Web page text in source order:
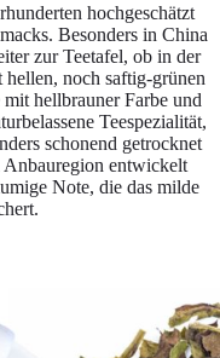
hochgeschätzt
Besonders in China
zur Teetafel, ob in der
noch saftig-grünen
hellbrauner Farbe und
Teespezialität,
schonend getrocknet
entwickelt
Note, die das milde